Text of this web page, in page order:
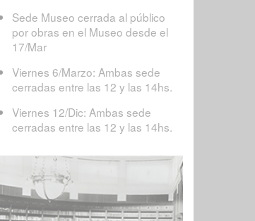
Sede Museo cerrada al público
por obras en el Museo desde el
17/Mar
Viernes 6/Marzo: Ambas sede
cerradas entre las 12 y las 14hs.
Viernes 12/Dic: Ambas sede
cerradas entre las 12 y las 14hs.